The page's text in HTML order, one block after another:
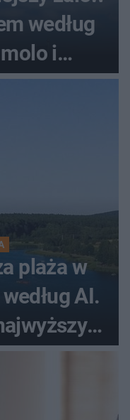
według
i
plaża w
AI.